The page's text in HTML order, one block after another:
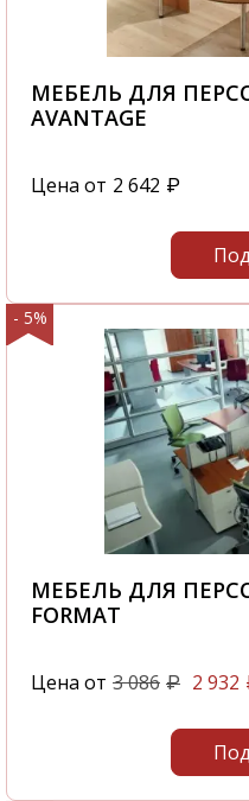
МЕБЕЛЬ ДЛЯ
AVANTAGE
Цена от 2 642 ₽
- 5%
МЕБЕЛЬ ДЛЯ
FORMAT
Цена от 3 086 ₽ 2 932